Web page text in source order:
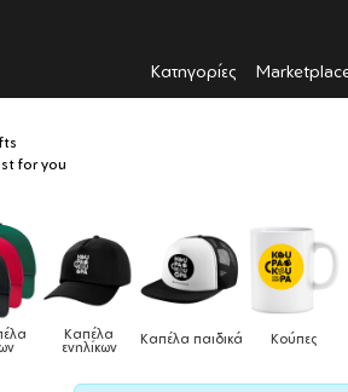
Κατηγορίες
for you
παιδικά Κούπες Κούπες ειδικές